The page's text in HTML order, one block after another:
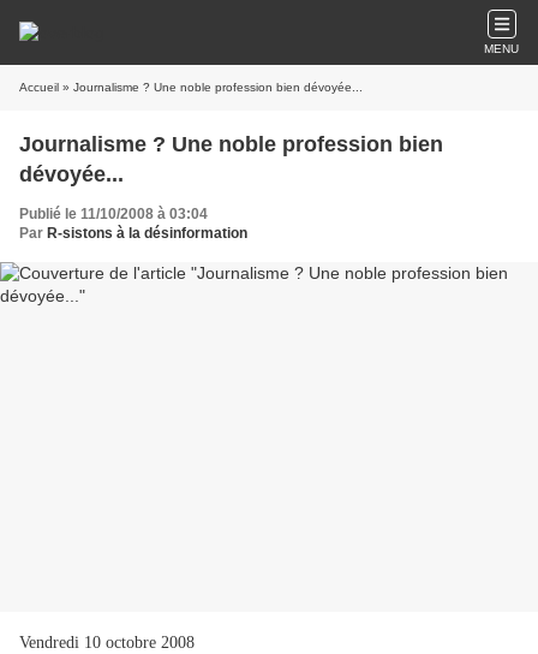
MENU
Accueil » Journalisme ? Une noble profession bien dévoyée...
Journalisme ? Une noble profession bien
dévoyée...
Publié le 11/10/2008 à 03:04
Par R-sistons à la désinformation
Vendredi 10 octobre 2008